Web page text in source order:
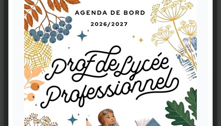
Découvrez également la version Carnet